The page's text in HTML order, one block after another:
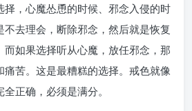
择，心魔怂恿的时候、邪念入侵的时
去理会，断除邪念，然后就是恢复
如果选择听从心魔，放任邪念，那
苦。这是最糟糕的选择。戒色就像
正确，必须是满分。